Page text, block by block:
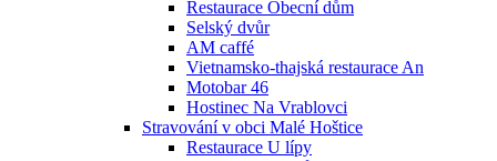
Restaurace Obecní dům
Selský dvůr
AM caffé
Vietnamsko-thajská restaurace An
Motobar 46
Hostinec Na Vrablovci
Stravování v obci Malé Hoštice
Restaurace U lípy